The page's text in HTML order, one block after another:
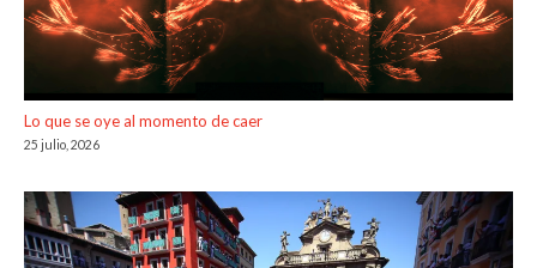
Lo que se oye al momento de caer
25 julio, 2026